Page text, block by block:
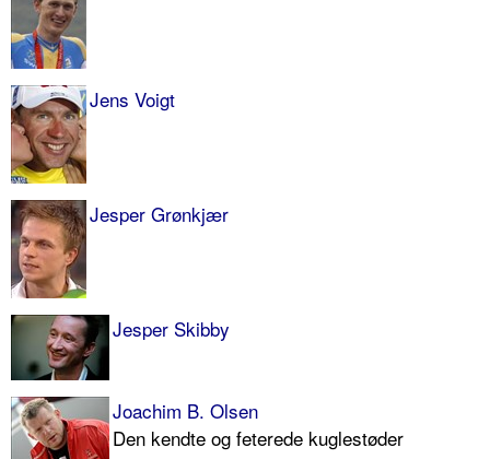
Jens Voigt
Jesper Grønkjær
Jesper Skibby
Joachim B. Olsen
Den kendte og feterede kuglestøder